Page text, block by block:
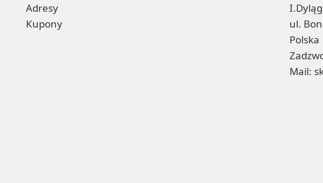
Adresy
Kupony
ul.
Polska
Mail: